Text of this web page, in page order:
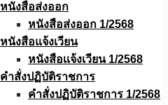
หนังสือส่งออก
หนังสือส่งออก 1/2568
หนังสือแจ้งเวียน
หนังสือเเจ้งเวียน 1/2568
คำสั่งปฏิบัติราชการ
คำสั่งปฏิบัติราชการ 1/2568